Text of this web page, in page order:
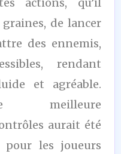
graines, de lancer
des ennemis,
rendant
et agréable.
meilleure
aurait été
pour les joueurs